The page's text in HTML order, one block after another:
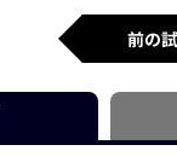
前の